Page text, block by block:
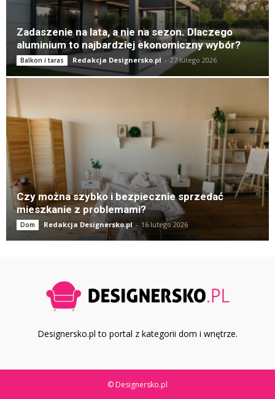
Zadaszenie na lata, a nie na sezon. Dlaczego
aluminium to najbardziej ekonomiczny wybór?
Balkon i taras Redakcja Designersko.pl - 27 lutego 2026
Czy można szybko i bezpiecznie sprzedać
mieszkanie z problemami?
Dom Redakcja Designersko.pl - 16 lutego 2026
Designersko.pl to portal z kategorii dom i wnętrze.
© Designersko.pl